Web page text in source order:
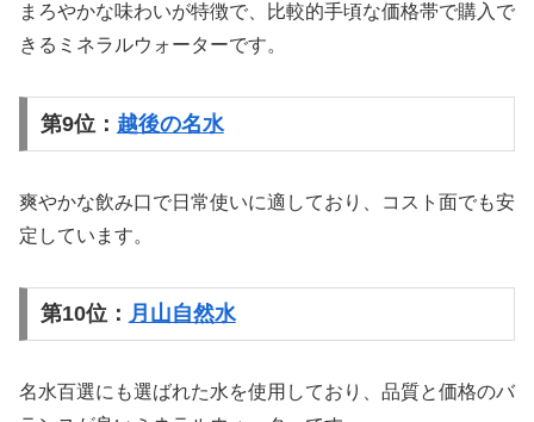
まろやかな味わいが特徴で、比較的手頃な価格帯で購入で
きるミネラルウォーターです。
第9位： 越後の名水
爽やかな飲み口で日常使いに適しており、コスト面でも安
定しています。
第10位： 月山自然水
名水百選にも選ばれた水を使用しており、品質と価格のバ